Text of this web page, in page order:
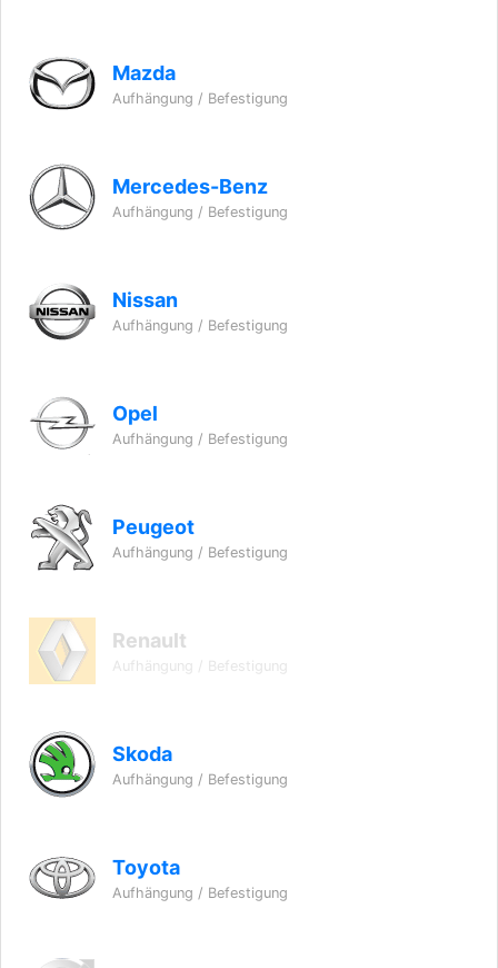
Mazda
Aufhängung / Befestigung
Mercedes-Benz
Aufhängung / Befestigung
Nissan
Aufhängung / Befestigung
Opel
Aufhängung / Befestigung
Peugeot
Aufhängung / Befestigung
Renault
Aufhängung / Befestigung
Skoda
Aufhängung / Befestigung
Toyota
Aufhängung / Befestigung